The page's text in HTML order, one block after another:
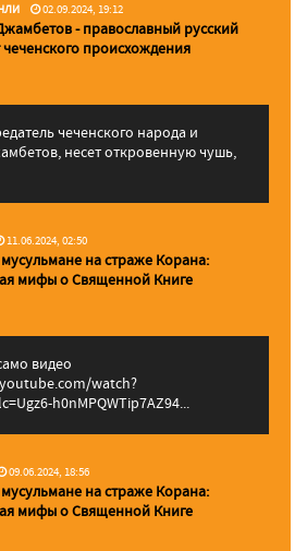
02.09.2024, 19:12
- православный русский
чеченского происхождения
чеченского народа и
несет откровенную чушь,
11.06.2024, 02:50
мусульмане на страже Корана:
мифы о Священной Книге
видео
watch?
h0nMPQWTip7AZ94...
09.06.2024, 18:56
мусульмане на страже Корана:
мифы о Священной Книге